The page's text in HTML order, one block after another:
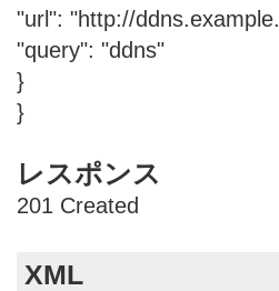
"url": "http://
"query": "ddns"
}
}
レスポンス
201 Created
XML